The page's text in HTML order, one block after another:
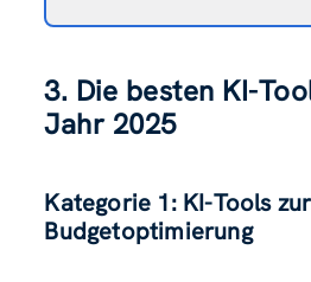
3. Die besten KI-
Jahr 2025
Kategorie 1: KI-Tools
Budgetoptimierung